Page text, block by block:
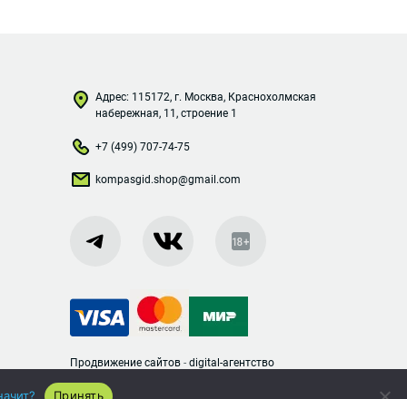
Адрес: 115172, г. Москва, Краснохолмская
набережная, 11, строение 1
+7 (499) 707-74-75
kompasgid.shop@gmail.com
Продвижение сайтов- digital-агентство
Принять